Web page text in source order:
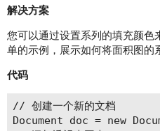
解决方案
您可以通过设置系列的填充颜色
单的示例，展示如何将面积图的
代码
// 创建一个新的文档
Document doc = new